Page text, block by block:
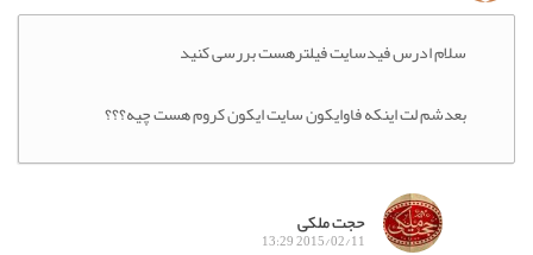
سلام ادرس فیدسایت فیلترهست بررسی کنید
بعدشم لت اینکه فاوایکون سایت ایکون کروم هست چیه؟؟؟
حجت ملکی
2015/02/11 13:29